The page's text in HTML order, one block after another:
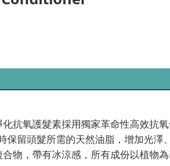
氧護髮素採用獨家革命性高效抗氧
保留頭髮所需的天然油脂，增加光
物，帶有冰涼感，所有成份以植物